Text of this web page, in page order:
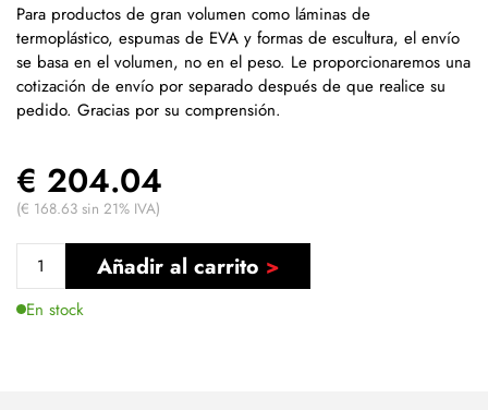
Para productos de gran volumen como láminas de
termoplástico, espumas de EVA y formas de escultura, el envío
se basa en el volumen, no en el peso. Le proporcionaremos una
cotización de envío por separado después de que realice su
pedido. Gracias por su comprensión.
€ 204.04
(€ 168.63 sin 21% IVA)
Añadir al carrito
En stock